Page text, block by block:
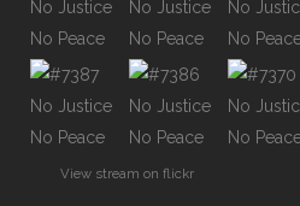
View stream on flickr